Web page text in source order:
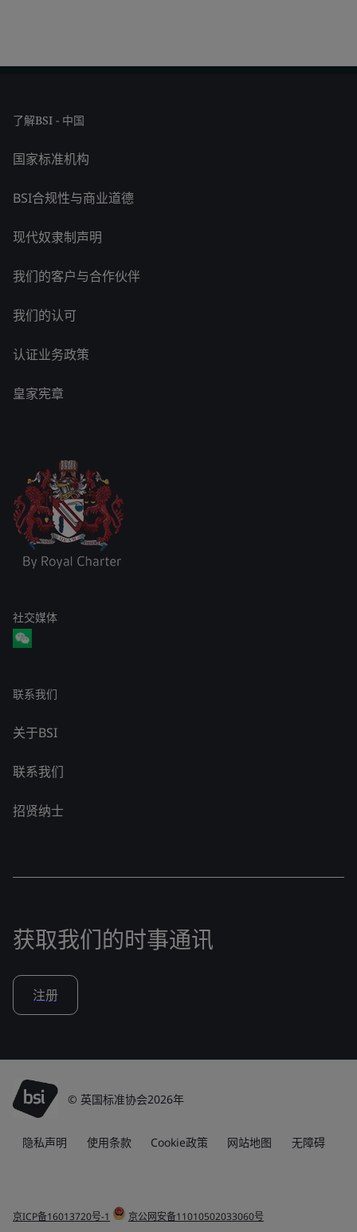
了解BSI - 中国
国家标准机构
BSI合规性与商业道德
现代奴隶制声明
我们的客户与合作伙伴
我们的认可
认证业务政策
皇家宪章
社交媒体
联系我们
关于BSI
联系我们
招贤纳士
获取我们的时事通讯
注册
© 英国标准协会2026年
隐私声明 使用条款 Cookie政策 网站地图 无障碍
京ICP备16013720号-1 京公网安备11010502033060号